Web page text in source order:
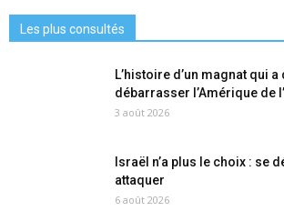
Les plus consultés
L’histoire d’un magnat qui
débarrasser l’Amérique de
3 août 2026
Israël n’a plus le choix : se
attaquer
6 août 2026